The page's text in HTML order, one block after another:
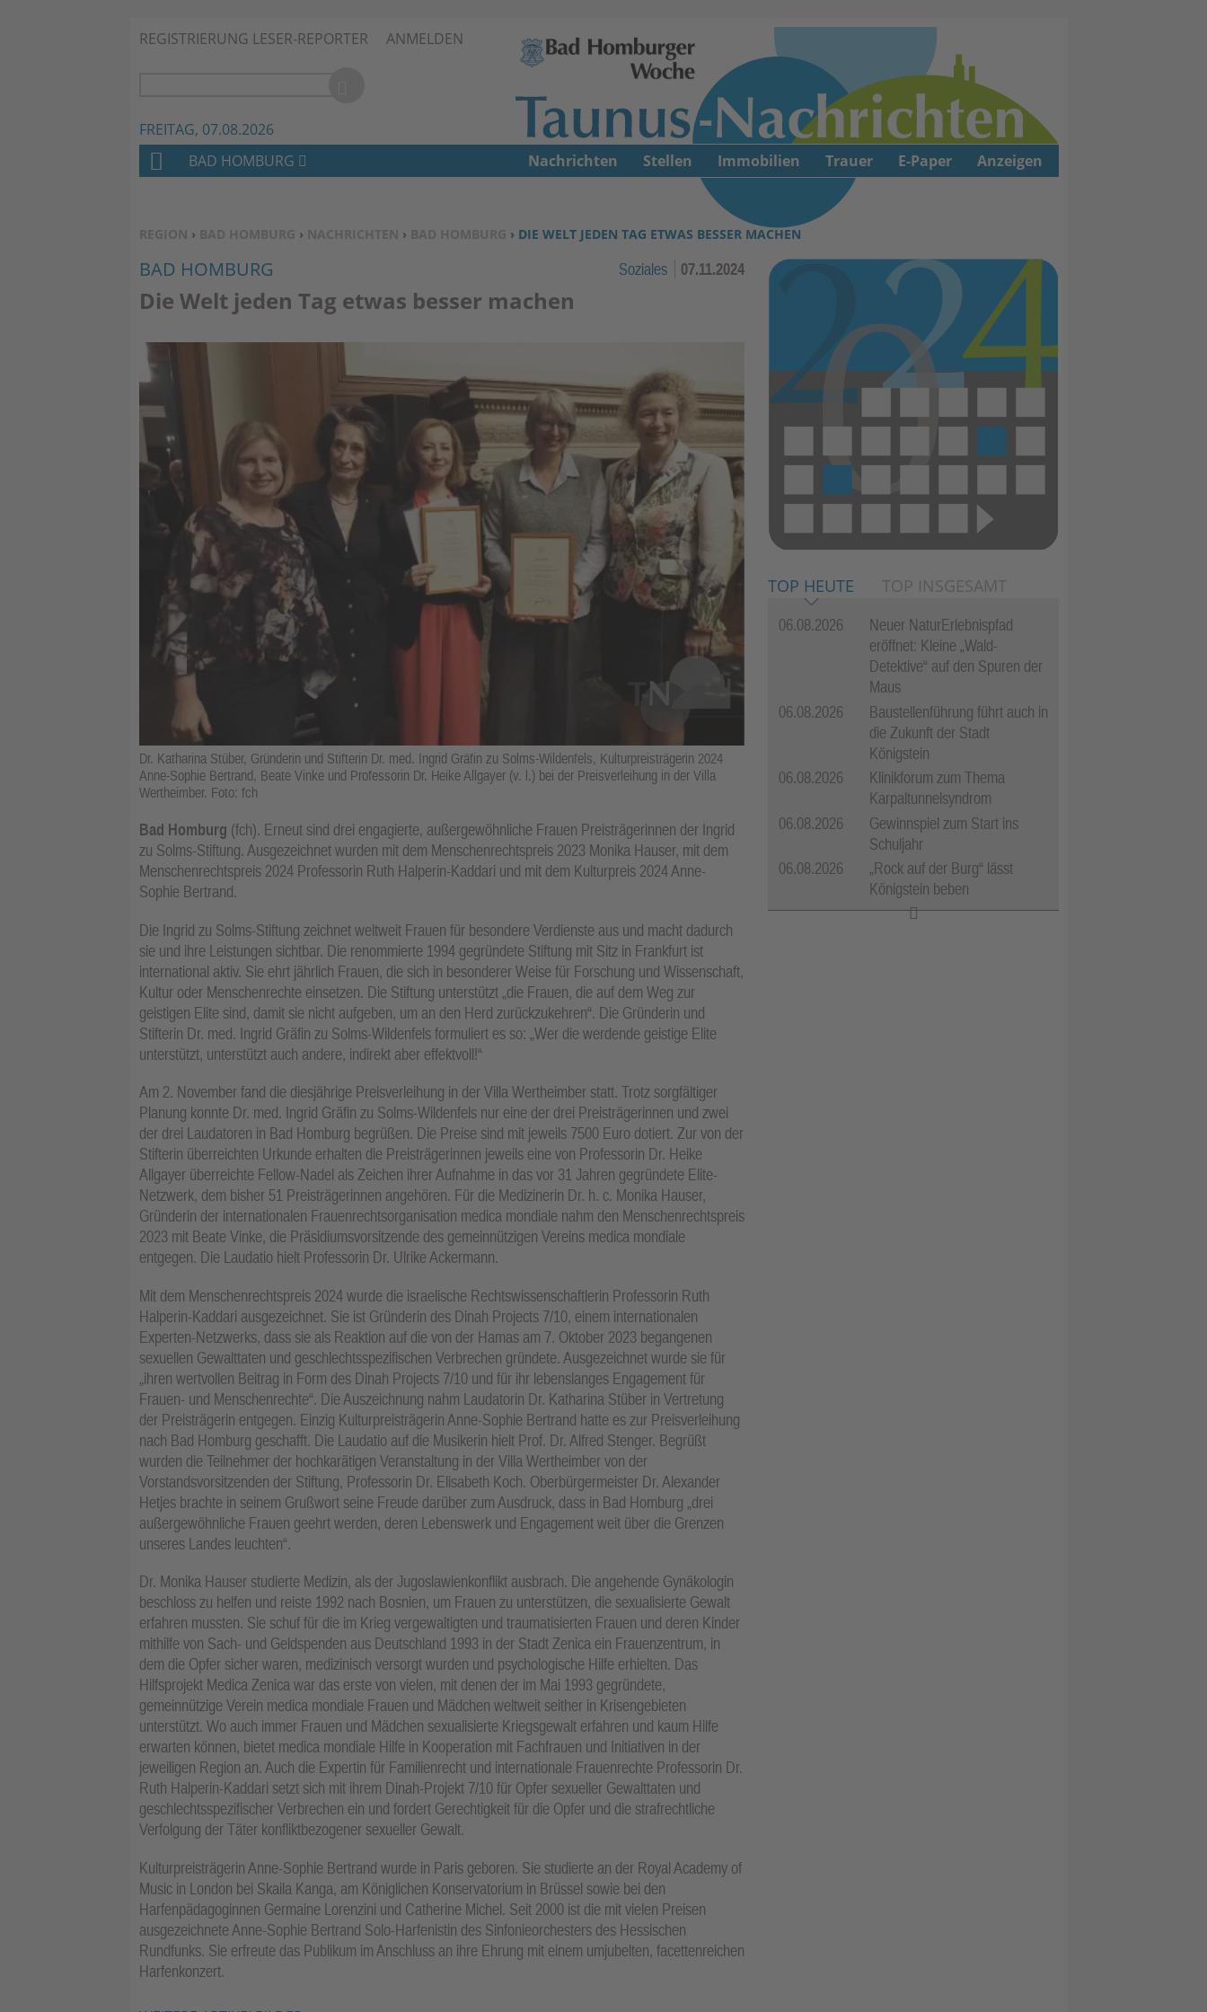
Zum Inhalt springen ↓
REGISTRIERUNG LESER-REPORTER ANMELDEN
FREITAG, 07.08.2026
SIE BEFINDEN SICH HIER:
REGION › BAD HOMBURG › NACHRICHTEN › BAD HOMBURG › DIE WELT JEDEN TAG ETWAS BESSER MACHEN
BAD HOMBURG Soziales 07.11.2024
Die Welt jeden Tag etwas besser machen
Dr. Katharina Stüber, Gründerin und Stifterin Dr. med. Ingrid Gräfin zu Solms-Wildenfels, Kulturpreisträgerin 2024
Anne-Sophie Bertrand, Beate Vinke und Professorin Dr. Heike Allgayer (v. l.) bei der Preisverleihung in der Villa
Wertheimber. Foto: fch
Bad Homburg (fch). Erneut sind drei engagierte, außergewöhnliche Frauen Preisträgerinnen der Ingrid
zu Solms-Stiftung. Ausgezeichnet wurden mit dem Menschenrechtspreis 2023 Monika Hauser, mit dem
Menschenrechtspreis 2024 Professorin Ruth Halperin-Kaddari und mit dem Kulturpreis 2024 Anne-
Sophie Bertrand.
Die Ingrid zu Solms-Stiftung zeichnet weltweit Frauen für besondere Verdienste aus und macht dadurch
sie und ihre Leistungen sichtbar. Die renommierte 1994 gegründete Stiftung mit Sitz in Frankfurt ist
international aktiv. Sie ehrt jährlich Frauen, die sich in besonderer Weise für Forschung und Wissenschaft,
Kultur oder Menschenrechte einsetzen. Die Stiftung unterstützt „die Frauen, die auf dem Weg zur
geistigen Elite sind, damit sie nicht aufgeben, um an den Herd zurückzukehren“. Die Gründerin und
Stifterin Dr. med. Ingrid Gräfin zu Solms-Wildenfels formuliert es so: „Wer die werdende geistige Elite
unterstützt, unterstützt auch andere, indirekt aber effektvoll!“
Am 2. November fand die diesjährige Preisverleihung in der Villa Wertheimber statt. Trotz sorgfältiger
Planung konnte Dr. med. Ingrid Gräfin zu Solms-Wildenfels nur eine der drei Preisträgerinnen und zwei
der drei Laudatoren in Bad Homburg begrüßen. Die Preise sind mit jeweils 7500 Euro dotiert. Zur von der
Stifterin überreichten Urkunde erhalten die Preisträgerinnen jeweils eine von Professorin Dr. Heike
Allgayer überreichte Fellow-Nadel als Zeichen ihrer Aufnahme in das vor 31 Jahren gegründete Elite-
Netzwerk, dem bisher 51 Preisträgerinnen angehören. Für die Medizinerin Dr. h. c. Monika Hauser,
Gründerin der internationalen Frauenrechtsorganisation medica mondiale nahm den Menschenrechtspreis
2023 mit Beate Vinke, die Präsidiumsvorsitzende des gemeinnützigen Vereins medica mondiale
entgegen. Die Laudatio hielt Professorin Dr. Ulrike Ackermann.
Mit dem Menschenrechtspreis 2024 wurde die israelische Rechtswissenschaftlerin Professorin Ruth
Halperin-Kaddari ausgezeichnet. Sie ist Gründerin des Dinah Projects 7/10, einem internationalen
Experten-Netzwerks, dass sie als Reaktion auf die von der Hamas am 7. Oktober 2023 begangenen
sexuellen Gewalttaten und geschlechtsspezifischen Verbrechen gründete. Ausgezeichnet wurde sie für
„ihren wertvollen Beitrag in Form des Dinah Projects 7/10 und für ihr lebenslanges Engagement für
Frauen- und Menschenrechte“. Die Auszeichnung nahm Laudatorin Dr. Katharina Stüber in Vertretung
der Preisträgerin entgegen. Einzig Kulturpreisträgerin Anne-Sophie Bertrand hatte es zur Preisverleihung
nach Bad Homburg geschafft. Die Laudatio auf die Musikerin hielt Prof. Dr. Alfred Stenger. Begrüßt
wurden die Teilnehmer der hochkarätigen Veranstaltung in der Villa Wertheimber von der
Vorstandsvorsitzenden der Stiftung, Professorin Dr. Elisabeth Koch. Oberbürgermeister Dr. Alexander
Hetjes brachte in seinem Grußwort seine Freude darüber zum Ausdruck, dass in Bad Homburg „drei
außergewöhnliche Frauen geehrt werden, deren Lebenswerk und Engagement weit über die Grenzen
unseres Landes leuchten“.
Dr. Monika Hauser studierte Medizin, als der Jugoslawienkonflikt ausbrach. Die angehende Gynäkologin
beschloss zu helfen und reiste 1992 nach Bosnien, um Frauen zu unterstützen, die sexualisierte Gewalt
erfahren mussten. Sie schuf für die im Krieg vergewaltigten und traumatisierten Frauen und deren Kinder
mithilfe von Sach- und Geldspenden aus Deutschland 1993 in der Stadt Zenica ein Frauenzentrum, in
dem die Opfer sicher waren, medizinisch versorgt wurden und psychologische Hilfe erhielten. Das
Hilfsprojekt Medica Zenica war das erste von vielen, mit denen der im Mai 1993 gegründete,
gemeinnützige Verein medica mondiale Frauen und Mädchen weltweit seither in Krisengebieten
unterstützt. Wo auch immer Frauen und Mädchen sexualisierte Kriegsgewalt erfahren und kaum Hilfe
erwarten können, bietet medica mondiale Hilfe in Kooperation mit Fachfrauen und Initiativen in der
jeweiligen Region an. Auch die Expertin für Familienrecht und internationale Frauenrechte Professorin Dr.
Ruth Halperin-Kaddari setzt sich mit ihrem Dinah-Projekt 7/10 für Opfer sexueller Gewalttaten und
geschlechtsspezifischer Verbrechen ein und fordert Gerechtigkeit für die Opfer und die strafrechtliche
Verfolgung der Täter konfliktbezogener sexueller Gewalt.
Kulturpreisträgerin Anne-Sophie Bertrand wurde in Paris geboren. Sie studierte an der Royal Academy of
Music in London bei Skaila Kanga, am Königlichen Konservatorium in Brüssel sowie bei den
Harfenpädagoginnen Germaine Lorenzini und Catherine Michel. Seit 2000 ist die mit vielen Preisen
ausgezeichnete Anne-Sophie Bertrand Solo-Harfenistin des Sinfonieorchesters des Hessischen
Rundfunks. Sie erfreute das Publikum im Anschluss an ihre Ehrung mit einem umjubelten, facettenreichen
Harfenkonzert.
TOP HEUTE TOP INSGESAMT
06.08.2026
Neuer NaturErlebnispfad
eröffnet: Kleine „Wald-
Detektive“ auf den Spuren der
Maus
06.08.2026
Baustellenführung führt auch in
die Zukunft der Stadt
Königstein
06.08.2026
Klinikforum zum Thema
Karpaltunnelsyndrom
06.08.2026
Gewinnspiel zum Start ins
Schuljahr
06.08.2026
„Rock auf der Burg“ lässt
Königstein beben
H
M
E
BAD HOMBURG Nachrichten Stellen Immobilien Trauer E-Paper Anzeigen